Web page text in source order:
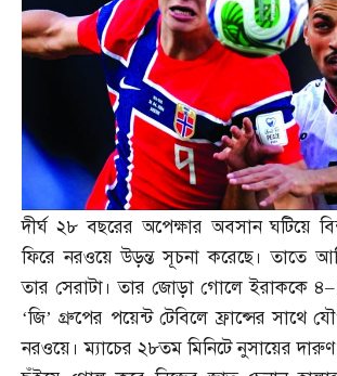
দীর্ঘ ২৮ বছরের অপেক্ষার অবসান ঘটিয়ে
ফিরে নরওয়ে উড়ন্ত সূচনা করেছে। তাতে
তার সেরাটা। তার জোড়া গোলে ইরাককে ৪–
‘জি’ গ্রুপের পয়েন্ট টেবিলে ফ্রান্সের সাথে
নরওয়ে। ম্যাচের ২৮তম মিনিটে নুসায়ের